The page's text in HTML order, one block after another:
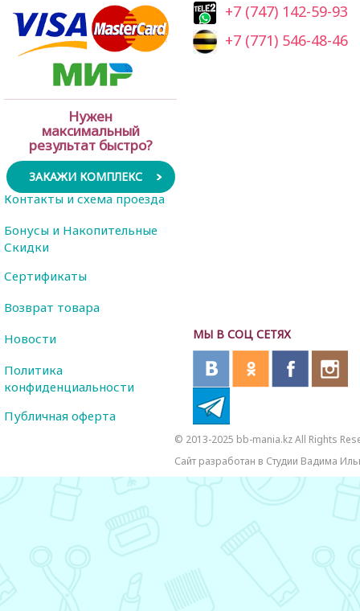
Нужен
максимальный
результат быстро?
ЗАКАЖИ КОМПЛЕКС
+7 (747) 142-59-93
+7 (771) 546-48-46
МЫ В СОЦ СЕТЯХ
Контакты и схема проезда
Бонусы и Накопительные
Скидки
Сертификаты
Возврат товара
Новости
Политика
конфиденциальности
Публичная оферта
© 2013-2025 bb-mania.kz All Rights
Сайт разработан в Студии Вадима